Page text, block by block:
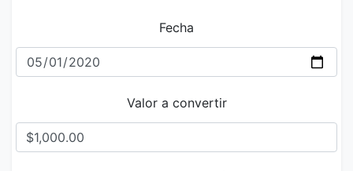
Fecha
Valor a convertir